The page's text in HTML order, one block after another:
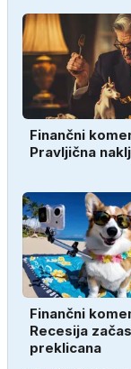
Finančni
Pravljična
Finančni
Recesija
preklicana